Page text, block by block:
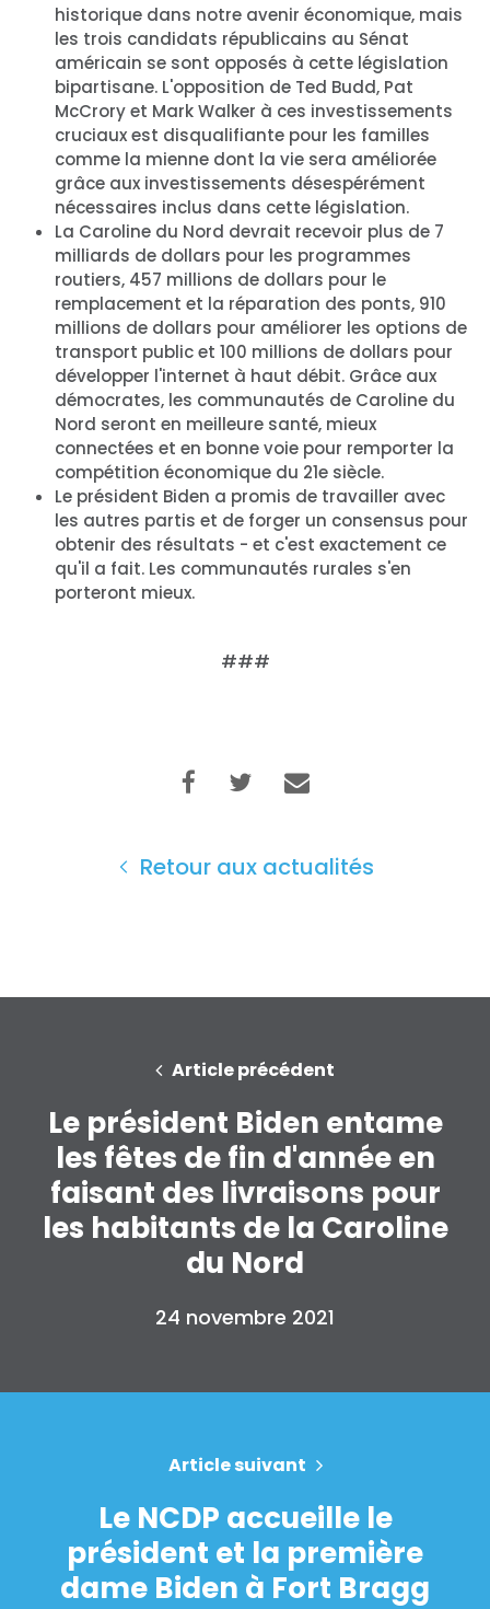
Accueil
Shop
Take Back the Courts
Travailler avec nous
Presse
Votre fête
Action
Vote
Faire un don
historique dans notre avenir économique, mais
les trois candidats républicains au Sénat
américain se sont opposés à cette législation
bipartisane. L'opposition de Ted Budd, Pat
McCrory et Mark Walker à ces investissements
cruciaux est disqualifiante pour les familles
comme la mienne dont la vie sera améliorée
grâce aux investissements désespérément
nécessaires inclus dans cette législation.
La Caroline du Nord devrait recevoir plus de 7
milliards de dollars pour les programmes
routiers, 457 millions de dollars pour le
remplacement et la réparation des ponts, 910
millions de dollars pour améliorer les options de
transport public et 100 millions de dollars pour
développer l'internet à haut débit. Grâce aux
démocrates, les communautés de Caroline du
Nord seront en meilleure santé, mieux
connectées et en bonne voie pour remporter la
compétition économique du 21e siècle.
Le président Biden a promis de travailler avec
les autres partis et de forger un consensus pour
obtenir des résultats - et c'est exactement ce
qu'il a fait. Les communautés rurales s'en
porteront mieux.
###
Retour aux actualités
Article précédent
Le président Biden entame
les fêtes de fin d'année en
faisant des livraisons pour
les habitants de la Caroline
du Nord
24 novembre 2021
Article suivant
Le NCDP accueille le
président et la première
dame Biden à Fort Bragg